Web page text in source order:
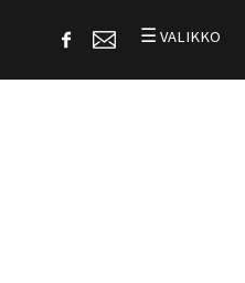
☰ VALIKKO